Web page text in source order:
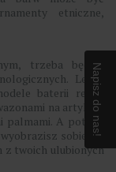
etniczne,
trzeba będzie
Lepiej
baterii retro.
na artykuły
palmami. A potem,
sobie, że
z twoich ulubionych
Napisz do nas!